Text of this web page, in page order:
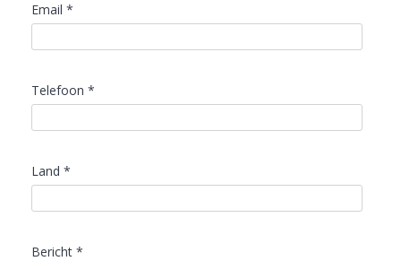
Email *
Telefoon *
Land *
Bericht *